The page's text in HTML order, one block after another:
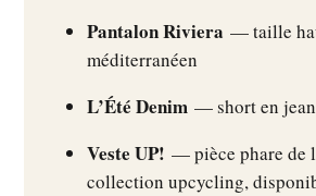
Pantalon Riviera — taille
méditerranéen
L’Été Denim— short en
Veste UP! — pièce phare de
collection upcycling,